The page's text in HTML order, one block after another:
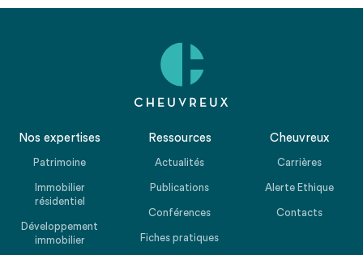
Nos expertises
Patrimoine
Immobilier
résidentiel
Développement
immobilier
Ressources
Actualités
Publications
Conférences
Fiches pratiques
Cheuvreux
Carrières
Alerte Ethique
Contacts